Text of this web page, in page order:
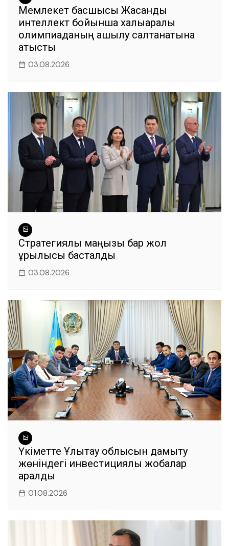
Мемлекет басшысы Жасанды
интеллект бойынша халықаралық
олимпиаданың ашылу салтанатына
қатысты
03.08.2026
Стратегиялық маңызы бар жол
құрылысы басталды
03.08.2026
Үкіметте Ұлытау облысын дамыту
жөніндегі инвестициялық жобалар
қаралды
01.08.2026